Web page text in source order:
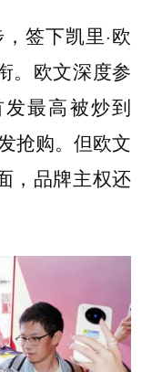
签下凯里·欧
。欧文深度参
最高被炒到
抢购。但欧文
，品牌主权还